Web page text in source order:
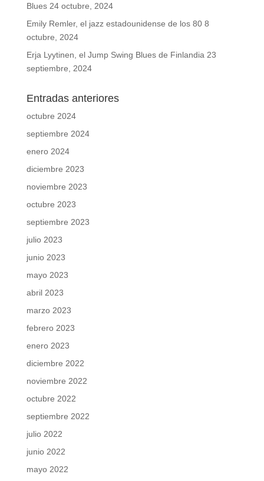
Blues 24 octubre, 2024
Emily Remler, el jazz estadounidense de los 80 8
octubre, 2024
Erja Lyytinen, el Jump Swing Blues de Finlandia 23
septiembre, 2024
Entradas anteriores
octubre 2024
septiembre 2024
enero 2024
diciembre 2023
noviembre 2023
octubre 2023
septiembre 2023
julio 2023
junio 2023
mayo 2023
abril 2023
marzo 2023
febrero 2023
enero 2023
diciembre 2022
noviembre 2022
octubre 2022
septiembre 2022
julio 2022
junio 2022
mayo 2022